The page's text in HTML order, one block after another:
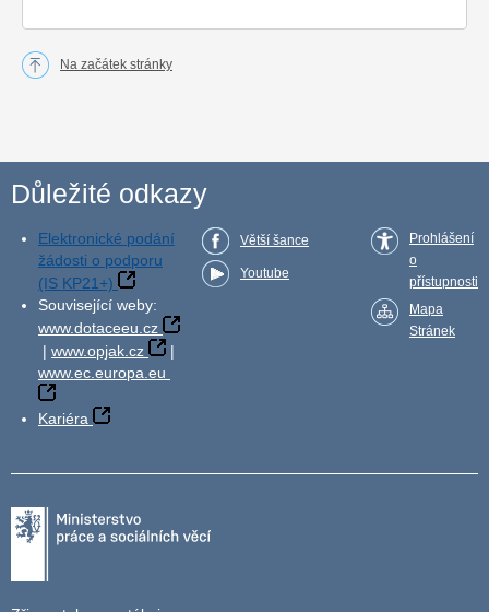
Na začátek stránky
Důležité odkazy
Elektronické podání
žádosti o podporu
(IS KP21+)
Související weby:
www.dotaceeu.cz
| www.opjak.cz
|
www.ec.europa.eu
Kariéra
Větší šance
Youtube
Prohlášení
o
přístupnosti
Mapa
Stránek